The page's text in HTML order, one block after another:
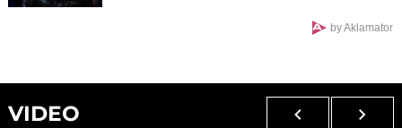
by Aklamator
VIDEO